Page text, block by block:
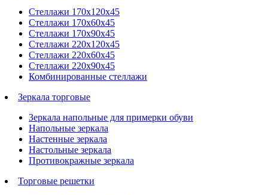
Стеллажи 170х120х45
Стеллажи 170х60х45
Стеллажи 170х90х45
Стеллажи 220х120х45
Стеллажи 220х60х45
Стеллажи 220х90х45
Комбинированные стеллажи
Зеркала торговые
Зеркала напольные для примерки обуви
Напольные зеркала
Настенные зеркала
Настольные зеркала
Противокражные зеркала
Торговые решетки